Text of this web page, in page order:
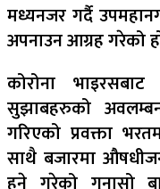
मध्यनजर गर्दै
अपनाउन आग्रह गरेको
कोरोना भाइरसबाट
सुझाबहरुको
गरिएको प्रवक्ता
साथै बजारमा